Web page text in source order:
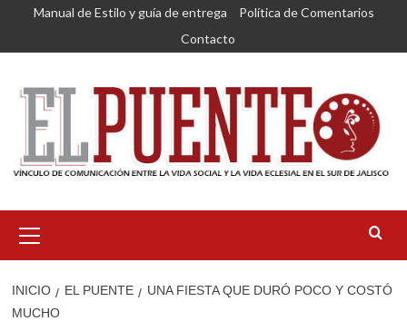
Saltar
contenido
Manual de Estilo y guía de entrega
Política de Comentarios
Contacto
primario
INICIO EL PUENTE
UNA FIESTA QUE DURÓ POCO Y COSTÓ
MUCHO